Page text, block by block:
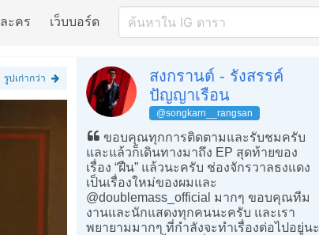
ละคร เว็บบอร์ด
รูปเก่ากว่า
สงกรานต์ - รังสรรค์
ปัญญาเรือน
@songkarn__rangsan
ขอบคุณทุกการติดตามและรับชมครับ
และแล้วก็เดินทางมาถึง EP สุดท้ายของ
เรื่อง “ฝืน” แล้วนะครับ ช่องจักรวาลธงแดง
เป็นเรื่องใหม่ของผมและ
@doublemass_official มากๆ ขอบคุณทีม
งานและนักแสดงทุกคนนะครับ และเรา
พยายามมากๆ ที่กำลังจะทำเรื่องต่อไปอยู่นะ